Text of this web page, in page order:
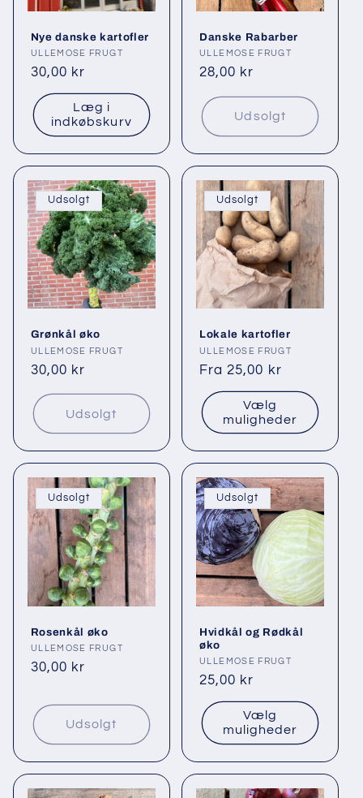
Nye danske kartofler
Forhandler:
ULLEMOSE FRUGT
Normalpris
30,00 kr
Læg i
indkøbskurv
Danske Rabarber
Forhandler:
ULLEMOSE FRUGT
Normalpris
28,00 kr
Udsolgt
Udsolgt
Grønkål øko
Forhandler:
ULLEMOSE FRUGT
Normalpris
30,00 kr
Udsolgt
Udsolgt
Lokale kartofler
Forhandler:
ULLEMOSE FRUGT
Normalpris
Fra 25,00 kr
Vælg
muligheder
Udsolgt
Rosenkål øko
Forhandler:
ULLEMOSE FRUGT
Normalpris
30,00 kr
Udsolgt
Udsolgt
Hvidkål og Rødkål
øko
Forhandler:
ULLEMOSE FRUGT
Normalpris
25,00 kr
Vælg
muligheder